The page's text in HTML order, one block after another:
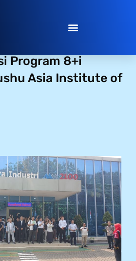
Depan Vokasi:
Program 8+i
Asia Institute of